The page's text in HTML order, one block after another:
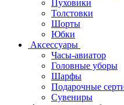
Пуховики
Толстовки
Шорты
Юбки
Аксессуары
Часы-авиатор
Головные уборы
Шарфы
Подарочные
Сувениры